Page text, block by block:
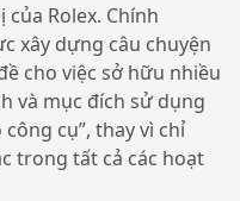
Rolex. Chính
xây dựng câu chuyện
cho việc sở hữu nhiều
và mục đích sử dụng
cụ”, thay vì chỉ
trong tất cả các hoạt